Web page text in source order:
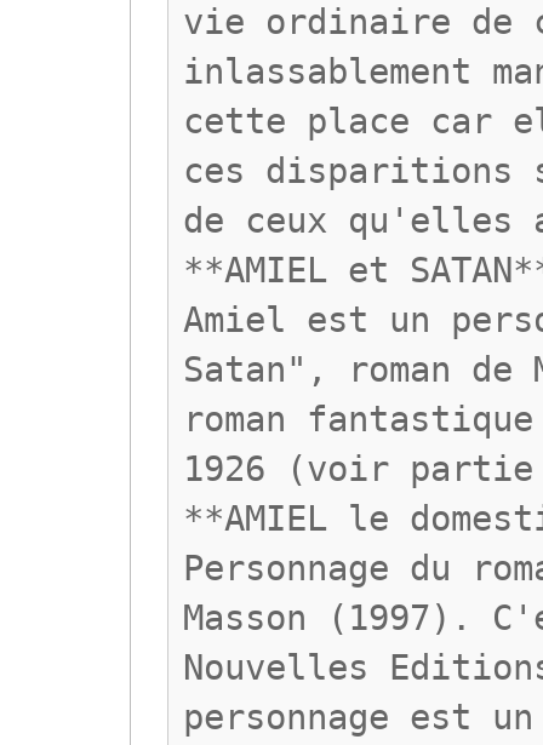
vie ordinaire de
inlassablement
cette place car
ces disparitions
de ceux qu'elles
**AMIEL et
Amiel est un
Satan", roman
roman
1926 (voir partie
**AMIEL le
Personnage du
Masson (1997).
Nouvelles
personnage est